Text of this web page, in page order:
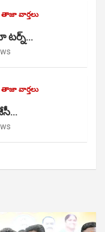
తాజా వార్తలు
టర్న్…
తాజా వార్తలు